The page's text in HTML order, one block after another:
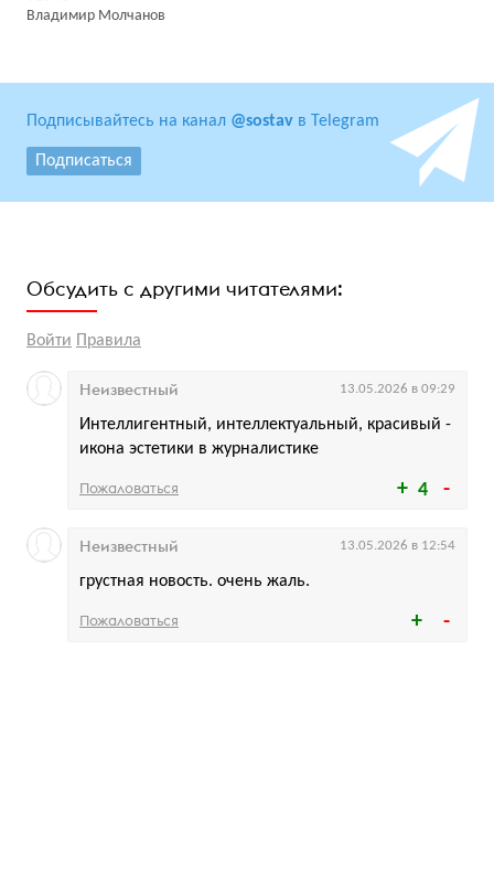
Владимир Молчанов
Подписывайтесь на канал @sostav в Telegram
Подписаться
Обсудить с другими читателями:
Войти Правила
4
Интеллигентный, интеллектуальный, красивый -
икона эстетики в журналистике
Неизвестный 13.05.2026 в 09:29
Пожаловаться
грустная новость. очень жаль.
Неизвестный 13.05.2026 в 12:54
Пожаловаться